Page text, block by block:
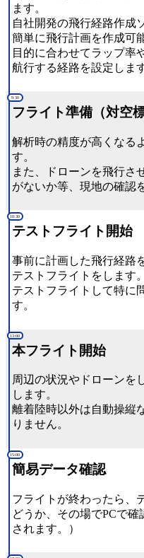
ます。
自社開発の飛行経路作成
簡単に飛行計画を作成可
目的に合わせてラップ率
航行する経路を設定します
9:30
フライト準備（対空
解析時の精度が高くなる
す。
また、ドローンを飛行さ
がないか等、現地の確認
10:30
テストフライト開始
事前に計画した飛行経路
テストフライトをします。
テストフライトして特に
す。
13:00
本フライト開始
周辺の状況やドローンを
します。
離着陸時以外は自動操縦
りません。
15:00
簡易データ確認
フライトが終わったら、
どうか、その場でPCで
されます。）